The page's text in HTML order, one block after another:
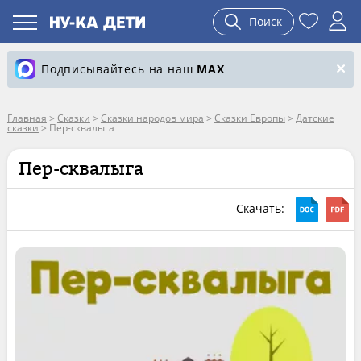
Поиск
Подписывайтесь на наш MAX
Главная > Сказки > Сказки народов мира > Сказки Европы > Датские
сказки> Пер-сквалыга
Пер-сквалыга
Скачать: